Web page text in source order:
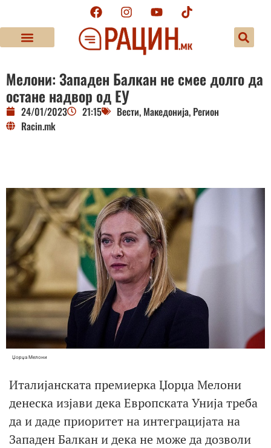
Мелони: Западен Балкан не смее долго да
остане надвор од ЕУ
24/01/2023 21:15 Вести, Македонија, Регион
Racin.mk
Џорџа Мелони
Италијанската премиерка Џорџа Мелони
денеска изјави дека Европската Унија треба
да и даде приоритет на интеграцијата на
Западен Балкан и дека не може да дозволи